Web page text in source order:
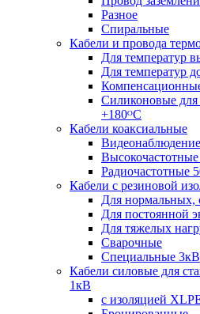
Разное
Спиральные
Кабели и провода
Для температур
Для температур
Силиконовые для
+180ᴼС
Кабели коаксиальные
Радиочастотные
Кабели с резиновой
Для нормальных,
Для постоянной
Для тяжелых
Сварочные
Специальные 3кВ
Кабели силовые для
1кВ
c изоляцией